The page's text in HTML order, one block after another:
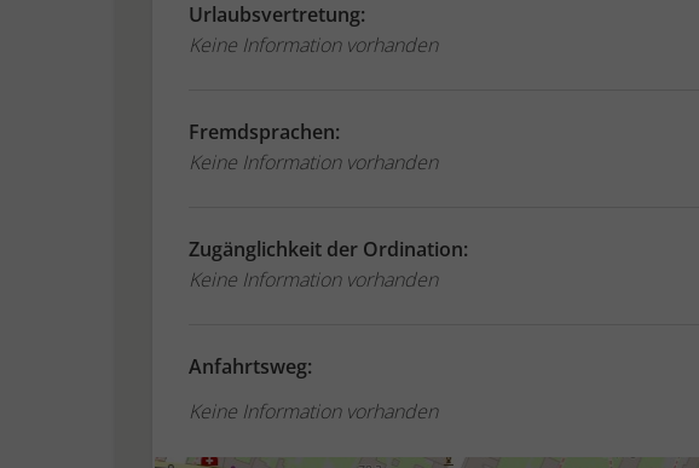
Urlaubsvertretung:
Keine Information vorhanden
Fremdsprachen:
Keine Information vorhanden
Zugänglichkeit der Ordination:
Keine Information vorhanden
Anfahrtsweg:
Keine Information vorhanden